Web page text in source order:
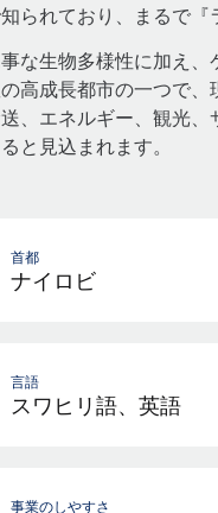
られており、まるで『
な生物多様性に加え
高成長都市の一つで、
、エネルギー、観光、
と見込まれます。
首都
ナイロビ
言語
スワヒリ語、英語
事業のしやすさ